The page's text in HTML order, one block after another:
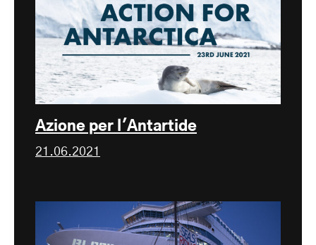
Azione per l'Antartide
21.06.2021